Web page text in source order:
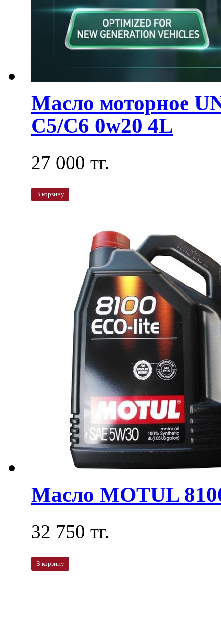
Масло моторное
C5/C6 0w20 4L
27 000 тг.
В корзину
Масло MOTUL
32 750 тг.
В корзину